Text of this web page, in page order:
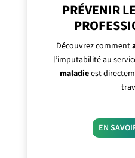
PRÉVENIR
Découvrez comment
l’imputabilité au
maladieest
EN